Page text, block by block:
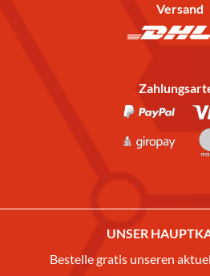
Versand
UNSER
Bestelle gratis unseren